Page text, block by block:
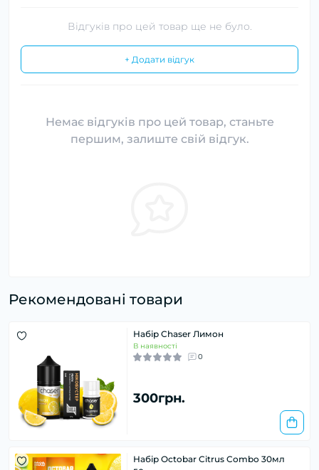
Відгуків про цей товар ще не було.
+ Додати відгук
Немає відгуків про цей товар, станьте
першим, залиште свій відгук.
Рекомендовані товари
Набір Chaser Лимон
В наявності
0
300грн.
Набір Octobar Citrus Combo 30мл